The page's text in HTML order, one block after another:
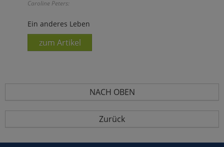
Caroline Peters:
Ein anderes Leben
zum Artikel
NACH OBEN
Zurück